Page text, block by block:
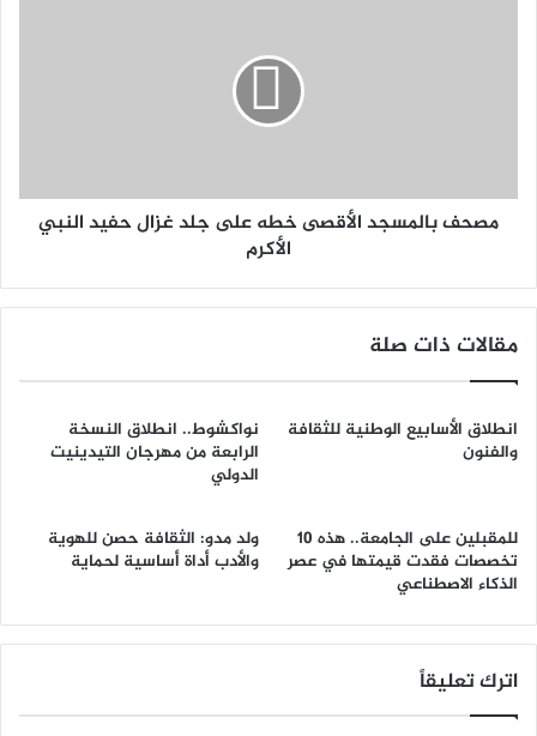
مصحف بالمسجد الأقصى خطه على جلد غزال حفيد النبي
الأكرم
مقالات ذات صلة
انطلاق الأسابيع الوطنية للثقافة
والفنون
نواكشوط.. انطلاق النسخة
الرابعة من مهرجان التيدينيت
الدولي
للمقبلين على الجامعة.. هذه 10
تخصصات فقدت قيمتها في عصر
الذكاء الاصطناعي
ولد مدو: الثقافة حصن للهوية
والأدب أداة أساسية لحماية
اترك تعليقاً